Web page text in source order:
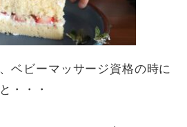
ベビーマッサージ資格の時に
・・・